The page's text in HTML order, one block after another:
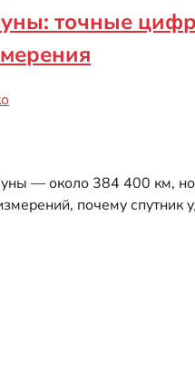
точные
— около 384 400 км, но
почему спутник